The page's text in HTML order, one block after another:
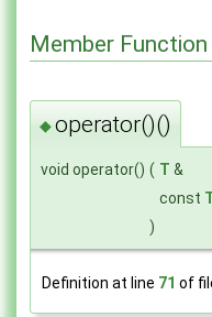
Member
◆operator()()
void operator() ( T &
const
)
Definition at line 71 of